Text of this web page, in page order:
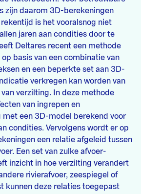
zijn daarom 3D-berekeningen
is het vooralsnog niet
jaren aan condities door te
Deltares recent een methode
basis van een combinatie van
en een beperkte set aan 3D-
verkregen kan worden van
verzilting. In deze methode
van ingrepen en
met een 3D-model berekend voor
condities. Vervolgens wordt er op
een relatie afgeleid tussen
Een set van zulke afvoer-
inzicht in hoe verzilting verandert
rivierafvoer, zeespiegel of
kunnen deze relaties toegepast